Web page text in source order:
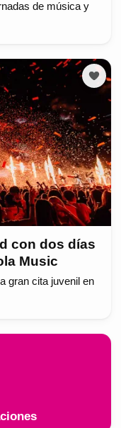
de música y
con dos días
Music
gran cita juvenil en